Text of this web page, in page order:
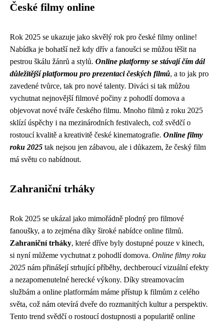
České filmy online
Rok 2025 se ukazuje jako skvělý rok pro české filmy online!
Nabídka je bohatší než kdy dřív a fanoušci se můžou těšit na
pestrou škálu žánrů a stylů. Online platformy se stávají čím dál
důležitější platformou pro prezentaci českých filmů, a to jak pro
zavedené tvůrce, tak pro nové talenty. Diváci si tak můžou
vychutnat nejnovější filmové počiny z pohodlí domova a
objevovat nové tváře českého filmu. Mnoho filmů z roku 2025
sklízí úspěchy i na mezinárodních festivalech, což svědčí o
rostoucí kvalitě a kreativitě české kinematografie. Online filmy
roku 2025 tak nejsou jen zábavou, ale i důkazem, že český film
má světu co nabídnout.
Zahraniční trháky
Rok 2025 se ukázal jako mimořádně plodný pro filmové
fanoušky, a to zejména díky široké nabídce online filmů.
Zahraniční trháky, které dříve byly dostupné pouze v kinech,
si nyní můžeme vychutnat z pohodlí domova. Online filmy roku
2025 nám přinášejí strhující příběhy, dechberoucí vizuální efekty
a nezapomenutelné herecké výkony. Díky streamovacím
službám a online platformám máme přístup k filmům z celého
světa, což nám otevírá dveře do rozmanitých kultur a perspektiv.
Tento trend svědčí o rostoucí dostupnosti a popularitě online